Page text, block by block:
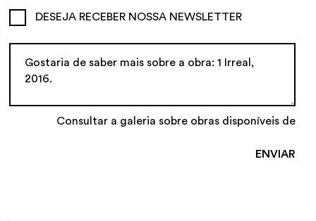
DESEJA RECEBER NOSSA NEWSLETTER
Consultar a galeria sobre obras disponíveis de